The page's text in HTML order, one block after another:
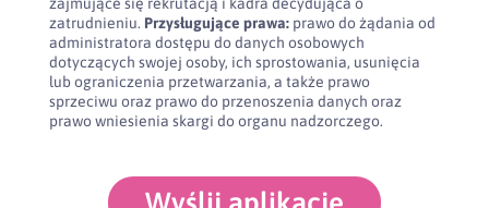
zatrudnieniu. Przysługujące prawa:prawo do żądania od
administratora dostępu do danych osobowych
dotyczących swojej osoby, ich sprostowania, usunięcia
lub ograniczenia przetwarzania, a także prawo
sprzeciwu oraz prawo do przenoszenia danych oraz
prawo wniesienia skargi do organu nadzorczego.